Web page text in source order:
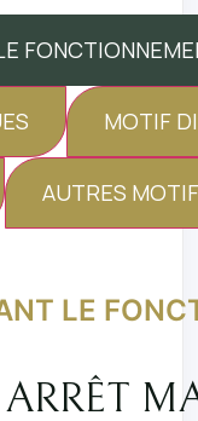
MOTIF
AUTRES
LE